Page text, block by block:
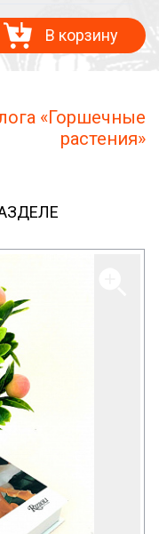
В корзину
«Горшечные
растения»